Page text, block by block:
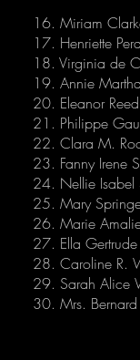
16. Miriam
17. Henriette
18. Virginia de
19. Annie
20. Eleanor Reed
21. Philippe
22. Clara M.
23. Fanny Irene
24. Nellie Isabel
25. Mary
26. Marie
27. Ella
28. Caroline R.
29. Sarah Alice
30. Mrs.